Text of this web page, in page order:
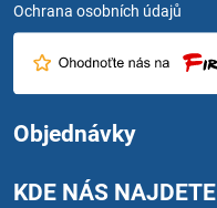
Ochrana osobních údajů
Objednávky
KDE NÁS NAJDETE